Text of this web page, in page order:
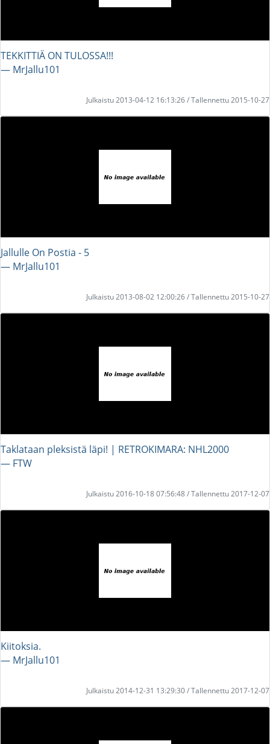
TEKKITTIÄ ON TULOSSA!!!
― MrJallu101
Julkaistu 2013-04-12 16:13:26 / Tallennettu 2015-10-27
Jallulle On Postia - 5
― MrJallu101
Julkaistu 2013-08-02 12:00:26 / Tallennettu 2015-10-27
Taklataan pleksistä läpi! | RETROKIMARA: NHL2000
― FTW
Julkaistu 2016-10-18 07:56:48 / Tallennettu 2017-12-07
Kiitoksia.
― MrJallu101
Julkaistu 2014-12-31 13:29:30 / Tallennettu 2017-12-07